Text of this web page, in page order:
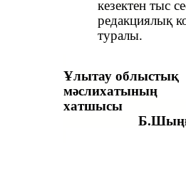
кезектен тыс
редакциялық
туралы.
Ұлытау облыстық
мәслихатының